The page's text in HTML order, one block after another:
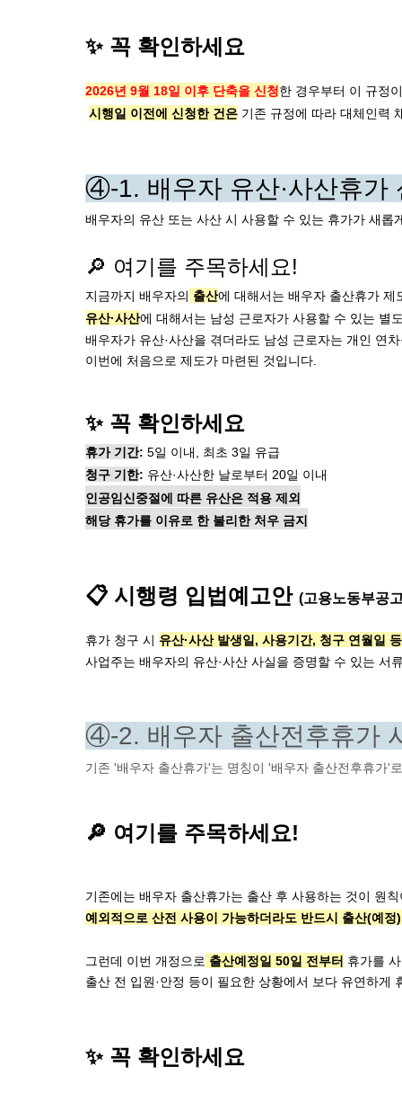
✨ 꼭 확인하세요
2026년 9월 18일 이후 단축을 신청한 경우부터 이 규정
시행일 이전에 신청한 건은 기존 규정에 따라 대체인력
④-1. 배우자 유산·사산휴가
배우자의 유산 또는 사산 시 사용할 수 있는 휴가가 새롭
🔎 여기를 주목하세요!
지금까지 배우자의 출산에 대해서는 배우자 출산휴가
유산·사산
이번에 처음으로 제도가 마련된 것입니다.
✨ 꼭 확인하세요
휴가 기간: 5일 이내, 최초 3일 유급
청구 기한: 유산·사산한 날로부터 20일 이내
인공임신중절에 따른 유산은 적용 제외
해당 휴가를 이유로 한 불리한 처우 금지
📋 시행령 입법예고안 (고용노동부공
휴가 청구 시 유산·사산 발생일, 사용기간, 청구 연월일
사업주는 배우자의 유산·사산 사실을 증명할 수 있는 서
④-2. 배우자 출산전후휴가
기존 '배우자 출산휴가'는 명칭이 '배우자 출산전후휴가'
🔎 여기를 주목하세요!
예외적으로 산전 사용이 가능하더라도 반드시 출산(예
그런데 이번 개정으로 출산예정일 50일 전부터 휴가를
출산 전 입원·안정 등이 필요한 상황에서 보다 유연하게
✨ 꼭 확인하세요